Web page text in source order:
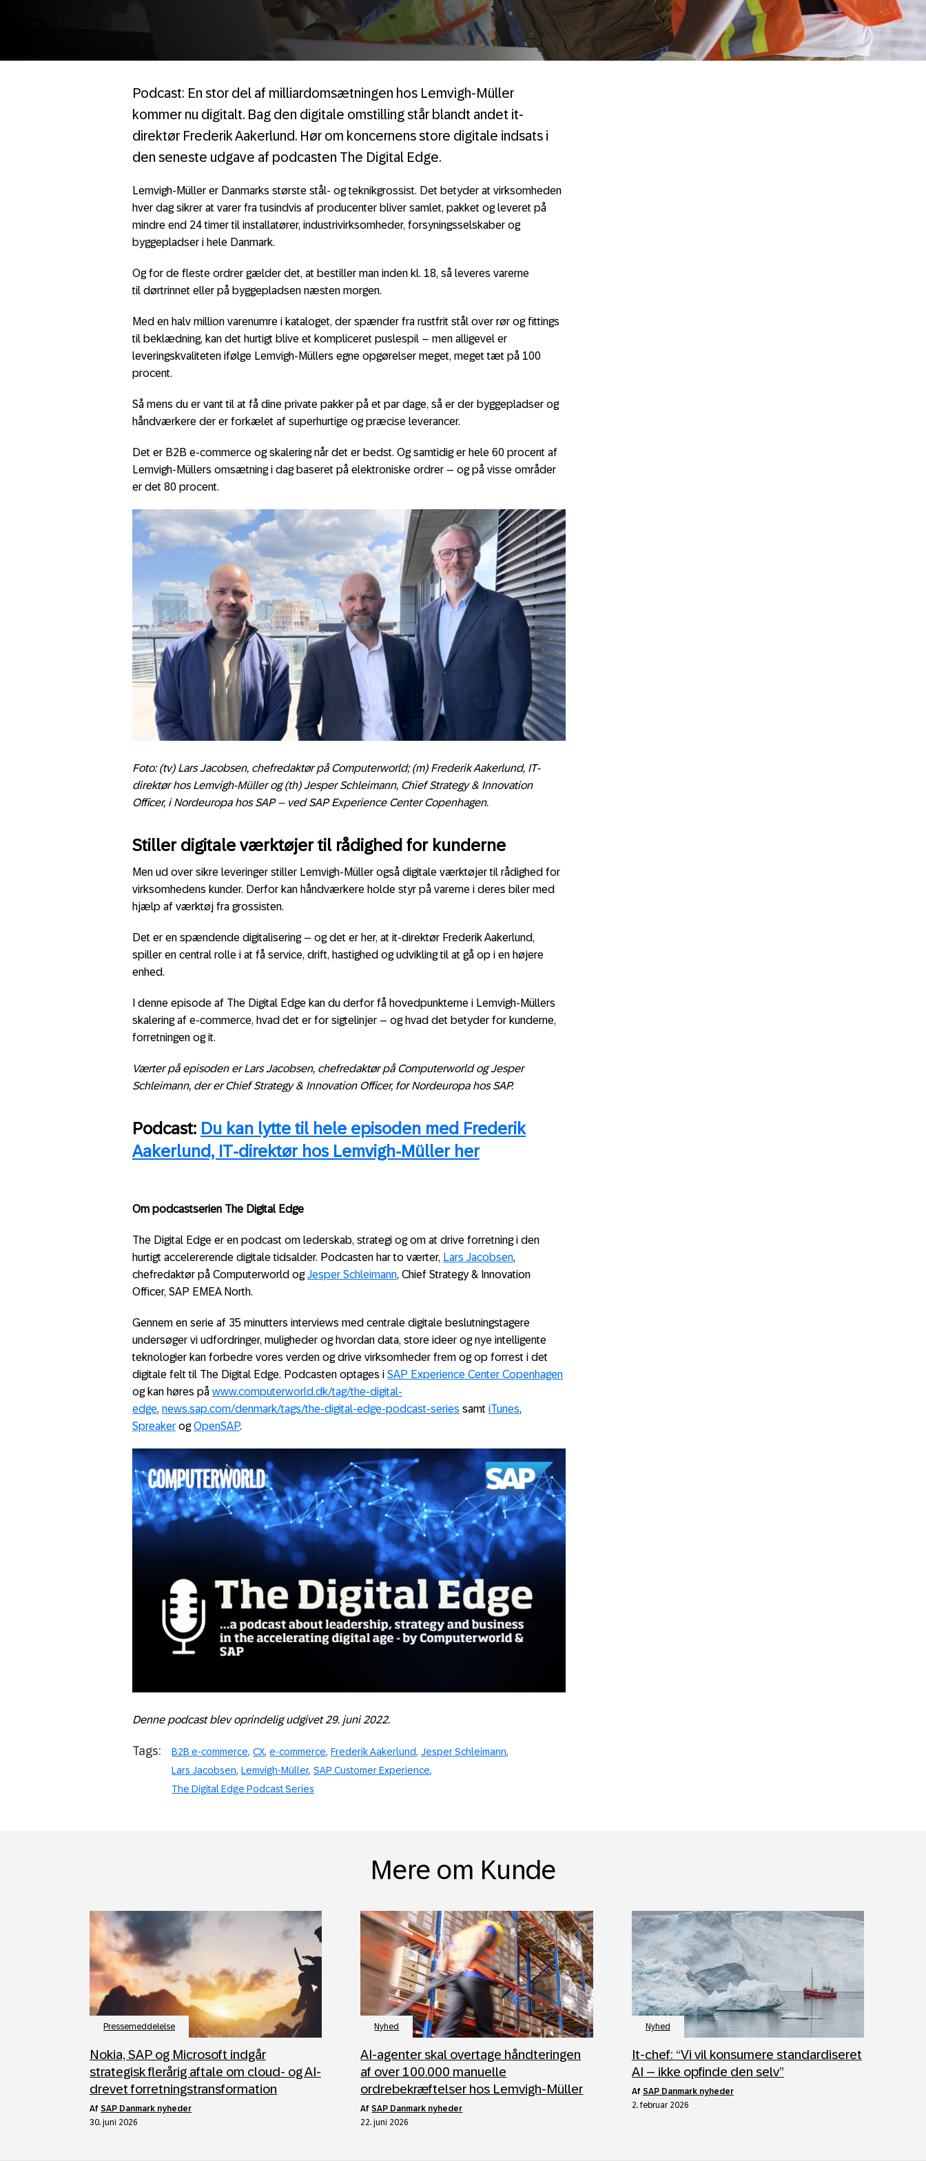
Podcast: En stor del af milliardomsætningen hos Lemvigh-Müller
kommer nu digitalt. Bag den digitale omstilling står blandt andet it-
direktør Frederik Aakerlund. Hør om koncernens store digitale indsats i
den seneste udgave af podcasten The Digital Edge.
Lemvigh-Müller er Danmarks største stål- og teknikgrossist. Det betyder at virksomheden
hver dag sikrer at varer fra tusindvis af producenter bliver samlet, pakket og leveret på
mindre end 24 timer til installatører, industrivirksomheder, forsyningsselskaber og
byggepladser i hele Danmark.
Og for de fleste ordrer gælder det, at bestiller man inden kl. 18, så leveres varerne
til dørtrinnet eller på byggepladsen næsten morgen.
Med en halv million varenumre i kataloget, der spænder fra rustfrit stål over rør og fittings
til beklædning, kan det hurtigt blive et kompliceret puslespil – men alligevel er
leveringskvaliteten ifølge Lemvigh-Müllers egne opgørelser meget, meget tæt på 100
procent.
Så mens du er vant til at få dine private pakker på et par dage, så er der byggepladser og
håndværkere der er forkælet af superhurtige og præcise leverancer.
Det er B2B e-commerce og skalering når det er bedst. Og samtidig er hele 60 procent af
Lemvigh-Müllers omsætning i dag baseret på elektroniske ordrer – og på visse områder
er det 80 procent.
Foto: (tv) Lars Jacobsen, chefredaktør på Computerworld; (m) Frederik Aakerlund, IT-
direktør hos Lemvigh-Müller og (th) Jesper Schleimann, Chief Strategy & Innovation
Officer, i Nordeuropa hos SAP – ved SAP Experience Center Copenhagen.
Stiller digitale værktøjer til rådighed for kunderne
Men ud over sikre leveringer stiller Lemvigh-Müller også digitale værktøjer til rådighed for
virksomhedens kunder. Derfor kan håndværkere holde styr på varerne i deres biler med
hjælp af værktøj fra grossisten.
Det er en spændende digitalisering – og det er her, at it-direktør Frederik Aakerlund,
spiller en central rolle i at få service, drift, hastighed og udvikling til at gå op i en højere
enhed.
I denne episode af The Digital Edge kan du derfor få hovedpunkterne i Lemvigh-Müllers
skalering af e-commerce, hvad det er for sigtelinjer – og hvad det betyder for kunderne,
forretningen og it.
Værter på episoden er Lars Jacobsen, chefredaktør på Computerworld og Jesper
Schleimann, der er Chief Strategy & Innovation Officer, for Nordeuropa hos SAP.
Podcast: Du kan lytte til hele episoden med Frederik
Aakerlund, IT-direktør hos Lemvigh-Müller her
Om podcastserien The Digital Edge
The Digital Edge er en podcast om lederskab, strategi og om at drive forretning i den
hurtigt accelererende digitale tidsalder. Podcasten har to værter, Lars Jacobsen,
chefredaktør på Computerworld ogJesper Schleimann, Chief Strategy & Innovation
Officer, SAP EMEA North.
Gennem en serie af 35 minutters interviews med centrale digitale beslutningstagere
undersøger vi udfordringer, muligheder og hvordan data, store ideer og nye intelligente
teknologier kan forbedre vores verden og drive virksomheder frem og op forrest i det
digitale felt til The Digital Edge. Podcasten optages i SAP Experience Center Copenhagen
og kan høres på www.computerworld.dk/tag/the-digital-
edge, news.sap.com/denmark/tags/the-digital-edge-podcast-series samt iTunes,
Spreaker ogOpenSAP.
Denne podcast blev oprindelig udgivet 29. juni 2022.
Tags: B2B e-commerce CX e-commerce Frederik Aakerlund Jesper Schleimann
Lars Jacobsen Lemvigh-Müller SAP Customer Experience
The Digital Edge Podcast Series
Mere om Kunde
Pressemeddelelse
Nokia, SAP og Microsoft indgår
strategisk flerårig aftale om cloud- og AI-
drevet forretningstransformation
af SAP Danmark nyheder
30. juni 2026
Nyhed
AI‑agenter skal overtage håndteringen
af over 100.000 manuelle
ordrebekræftelser hos Lemvigh‑Müller
afSAP Danmark nyheder
22. juni 2026
Nyhed
It‑chef: “Vi vil konsumere standardiseret
AI – ikke opfinde den selv”
af SAP Danmark nyheder
2. februar 2026